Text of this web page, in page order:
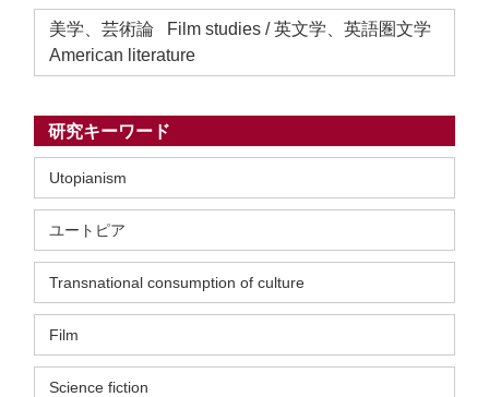
美学、芸術論 Film studies / 英文学、英語圏文学
American literature
研究キーワード
Utopianism
ユートピア
Transnational consumption of culture
Film
Science fiction